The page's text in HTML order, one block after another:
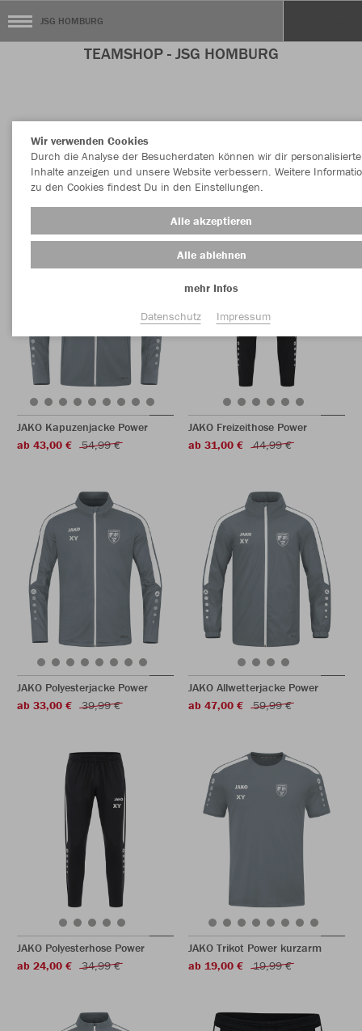
JSG HOMBURG
TEAMSHOP - JSG HOMBURG
JAKO Kapuzenjacke Power
ab 43,00 €
54,99 €
JAKO Freizeithose Power
ab 31,00 €
44,99 €
JAKO Polyesterjacke Power
ab 33,00 €
39,99 €
JAKO Allwetterjacke Power
ab 47,00 €
59,99 €
JAKO Polyesterhose Power
ab 24,00 €
34,99 €
JAKO Trikot Power kurzarm
ab 19,00 €
19,99 €
Wir verwenden Cookies
Durch die Analyse der Besucherdaten können wir dir personalisierte
Inhalte anzeigen und unsere Website verbessern. Weitere
zu den Cookies findest Du in den Einstellungen.
Alle akzeptieren
Alle ablehnen
mehr Infos
Datenschutz
Impressum